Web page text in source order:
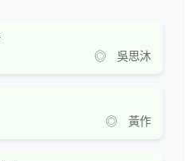
◎ 吳思沐
◎ 黃作